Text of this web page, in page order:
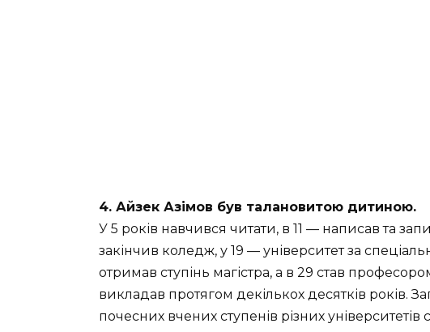
4. Айзек Азімов був талановитою дитиною.
У 5 років навчився читати, в 11 — написав та
закінчив коледж, у 19 — університет за
отримав ступінь магістра, а в 29 став
викладав протягом декількох десятків років.
почесних вчених ступенів різних університетів